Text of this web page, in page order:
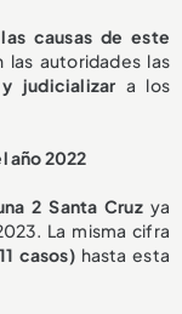
causas de este
autoridades las
judicializar a los
año 2022
2 Santa Cruzya
La misma cifra
casos) hasta esta